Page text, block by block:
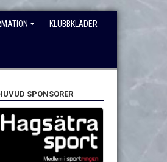
KLUBBKLÄDER
SPONSORER